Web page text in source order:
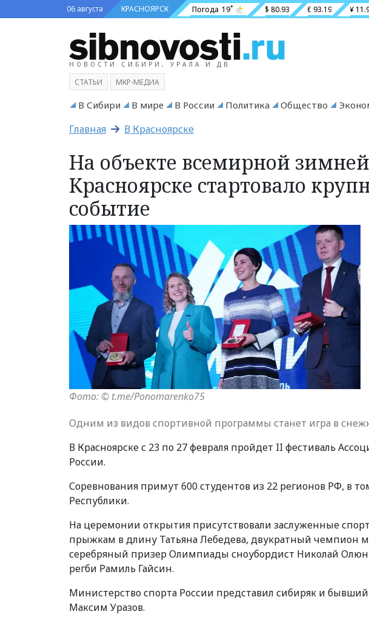
06 августа КРАСНОЯРСК Погода 19˚ $ 80.93 € 93.19 ¥
НОВОСТИ СИБИРИ, УРАЛА И ДВ
СТАТЬИ МКР-МЕДИА
В Сибири В мире В России Политика Общество
Главная В Красноярске
На объекте всемирной
Красноярске стартовало
событие
Фото: © t.me/Ponomarenko75
Одним из видов спортивной программы станет игра в
В Красноярске с 23 по 27 февраля пройдет II фестиваль
России.
Соревнования примут 600 студентов из 22 регионов РФ, в
Республики.
На церемонии открытия присутствовали заслуженные
прыжкам в длину Татьяна Лебедева, двукратный чемпион
серебряный призер Олимпиады сноубордист Николай
регби Рамиль Гайсин.
Министерство спорта России представил сибиряк и
Максим Уразов.